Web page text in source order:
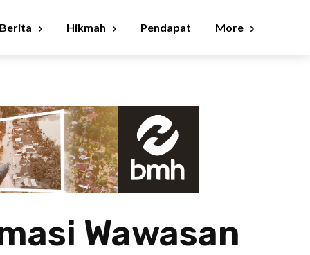
Berita Hikmah Pendapat More
Wawasan